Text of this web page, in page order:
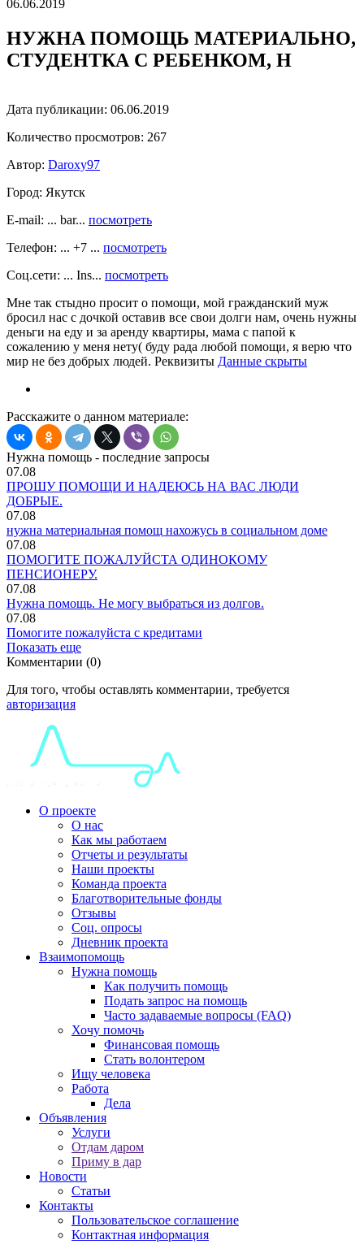
06.06.2019
НУЖНА ПОМОЩЬ МАТЕРИАЛЬНО,
СТУДЕНТКА С РЕБЕНКОМ, Н
Дата публикации: 06.06.2019
Количество просмотров: 267
Автор: Daroxy97
Город: Якутск
E-mail: ... bar... посмотреть
Телефон: ... +7 ... посмотреть
Соц.сети: ... Ins... посмотреть
Мне так стыдно просит о помощи, мой гражданский муж
бросил нас с дочкой оставив все свои долги нам, очень нужны
деньги на еду и за аренду квартиры, мама с папой к
сожалению у меня нету( буду рада любой помощи, я верю что
мир не без добрых людей. Реквизиты Данные скрыты
Расскажите о данном материале:
Нужна помощь - последние запросы
07.08
ПРОШУ ПОМОЩИ И НАДЕЮСЬ НА ВАС ЛЮДИ
ДОБРЫЕ.
07.08
нужна материальная помощ нахожусь в социальном доме
07.08
ПОМОГИТЕ ПОЖАЛУЙСТА ОДИНОКОМУ
ПЕНСИОНЕРУ.
07.08
Нужна помощь. Не могу выбраться из долгов.
07.08
Помогите пожалуйста с кредитами
Показать еще
Комментарии (0)
Для того, чтобы оставлять комментарии, требуется
авторизация
О проекте
О нас
Как мы работаем
Отчеты и результаты
Наши проекты
Команда проекта
Благотворительные фонды
Отзывы
Соц. опросы
Дневник проекта
Взаимопомощь
Нужна помощь
Как получить помощь
Подать запрос на помощь
Часто задаваемые вопросы (FAQ)
Хочу помочь
Финансовая помощь
Стать волонтером
Ищу человека
Работа
Дела
Объявления
Услуги
Отдам даром
Приму в дар
Новости
Статьи
Контакты
Пользовательское соглашение
Контактная информация